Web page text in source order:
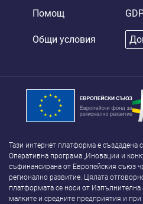
Помощ
Общи условия
Тази интернет платформа е създадена
Оперативна програма „Иновации и
съфинансирана от Европейския съюз
регионално развитие. Цялата
платформата се носи от Изпълнителна
малките и средните предприятия и